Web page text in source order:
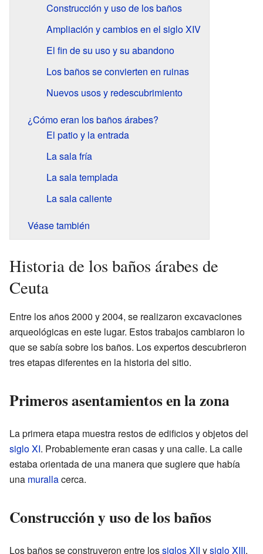
Construcción y uso de los baños
Ampliación y cambios en el siglo XIV
El fin de su uso y su abandono
Los baños se convierten en ruinas
Nuevos usos y redescubrimiento
¿Cómo eran los baños árabes?
El patio y la entrada
La sala fría
La sala templada
La sala caliente
Véase también
Historia de los baños árabes de
Ceuta
Entre los años 2000 y 2004, se realizaron excavaciones
arqueológicas en este lugar. Estos trabajos cambiaron lo
que se sabía sobre los baños. Los expertos descubrieron
tres etapas diferentes en la historia del sitio.
Primeros asentamientos en la zona
La primera etapa muestra restos de edificios y objetos del
siglo XI. Probablemente eran casas y una calle. La calle
estaba orientada de una manera que sugiere que había
una murallacerca.
Construcción y uso de los baños
Los baños se construyeron entre lossiglos XII ysiglo XIII.